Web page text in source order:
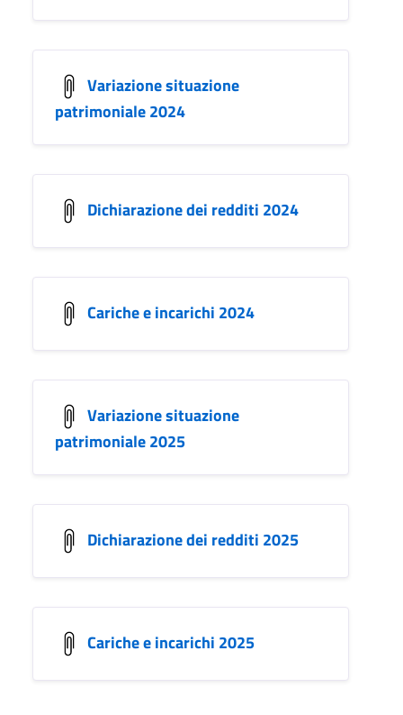
Variazione situazione
patrimoniale 2024
Dichiarazione dei redditi 2024
Cariche e incarichi 2024
Variazione situazione
patrimoniale 2025
Dichiarazione dei redditi 2025
Cariche e incarichi 2025